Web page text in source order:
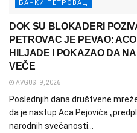
БАЧКИ ПЕТРОВАЦ
DOK SU BLOKADERI
PETROVAC JE PEVAO:
HILJADE I POKAZAO DA
VEČE
AVGUST 9, 2026
Poslednjih dana društvene
da je nastup Aca Pejovića
narodnih svečanosti...